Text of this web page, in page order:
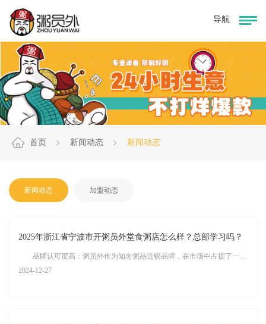
首页 新闻动态 新闻动态
新闻动态 加盟动态
2025年浙江省宁波市开粥员外堂食粥店怎么样？总部学习吗？
品牌认可度高：粥员外作为知名粥品连锁品牌，在市场中占据了一定的地位，拥有广泛的品牌认知度和良好的口碑。 产品线丰富：粥员外提供多样化的粥品及小吃，能够满足不同消费者的口味需求，为店铺提供稳定的客源。
2024-12-27